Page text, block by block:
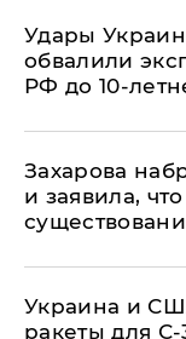
Удары
обвалили
РФ до 10-
​Захарова
и заявила,
Украина и
ракеты для С-